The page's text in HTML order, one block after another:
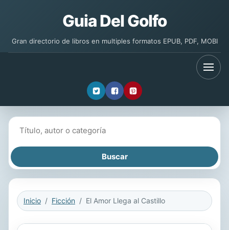
Guia Del Golfo
Gran directorio de libros en multiples formatos EPUB, PDF, MOBI
Inicio Ficción El Amor Llega al Castillo